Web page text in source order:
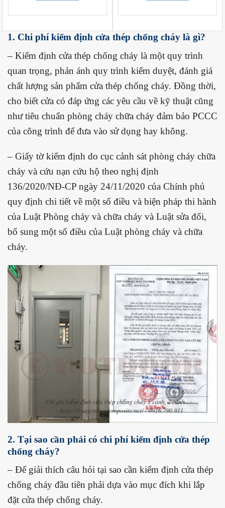
1. Chi phí kiểm định cửa thép chống cháy là gì?
– Kiểm định cửa thép chống cháy là một quy trình
quan trọng, phản ánh quy trình kiểm duyệt, đánh giá
chất lượng sản phẩm cửa thép chống cháy. Đồng thời,
cho biết cửa có đáp ứng các yêu cầu về kỹ thuật cũng
như tiêu chuẩn phòng cháy chữa cháy đảm bảo PCCC
của công trình để đưa vào sử dụng hay không.
– Giấy tờ kiểm định do cục cảnh sát phòng cháy chữa
cháy và cứu nạn cứu hộ theo nghị định
136/2020/NĐ-CP ngày 24/11/2020 của Chính phủ
quy định chi tiết về một số điều và biện pháp thi hành
của Luật Phòng cháy và chữa cháy và Luật sửa đổi,
bổ sung một số điều của Luật phòng cháy và chữa
cháy.
2. Tại sao cần phải có chi phí kiểm định cửa thép
chống cháy?
– Để giải thích câu hỏi tại sao cần kiểm định cửa thép
chống cháy đầu tiên phải dựa vào mục đích khi lắp
đặt cửa thép chống cháy.